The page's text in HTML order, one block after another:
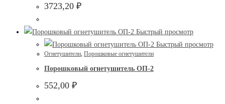
3723,20 ₽
Быстрый просмотр
Быстрый просмотр
Огнетушители Порошковые огнетушители
Порошковый огнетушитель ОП-2
552,00 ₽